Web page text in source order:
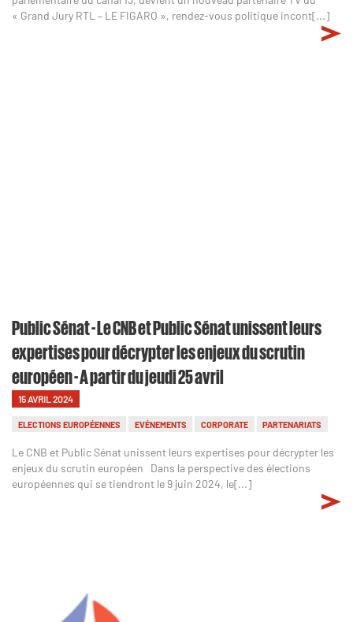
« Grand Jury RTL – LE FIGARO », rendez-vous politique incont[...]
Public Sénat - Le CNB et Public Sénat unissent leurs
expertises pour décrypter les enjeux du scrutin
européen - A partir du jeudi 25 avril
15 AVRIL 2024
ELECTIONS EUROPÉENNES EVÉNEMENTS CORPORATE PARTENARIATS
Le CNB et Public Sénat unissent leurs expertises pour décrypter les
enjeux du scrutin européen Dans la perspective des élections
européennes qui se tiendront le 9 juin 2024, le[...]